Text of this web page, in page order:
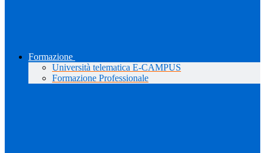
Formazione
Università telematica E-CAMPUS
Formazione Professionale